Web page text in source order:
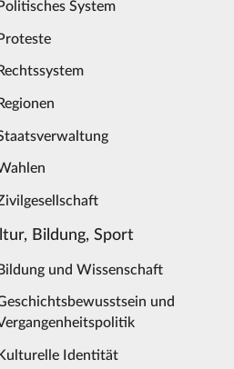
Politisches System
Proteste
Rechtssystem
Regionen
Bildung, Sport
Bildung und Wissenschaft
und
Kulturelle Identität